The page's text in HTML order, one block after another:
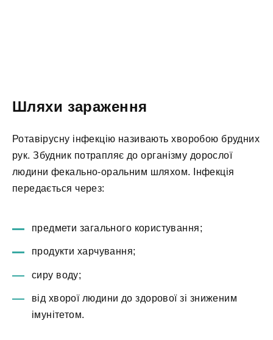
Шляхи зараження
Ротавірусну інфекцію називають хворобою брудних
рук. Збудник потрапляє до організму дорослої
людини фекально-оральним шляхом. Інфекція
передається через:
предмети загального користування;
продукти харчування;
сиру воду;
від хворої людини до здорової зі зниженим
імунітетом.